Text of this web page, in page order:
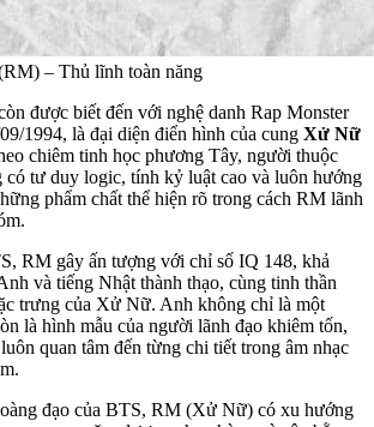
– Thủ lĩnh toàn năng
được biết đến với nghệ danh Rap Monster
1994, là đại diện điển hình của cung Xử Nữ
chiêm tinh học phương Tây, người thuộc
tư duy logic, tính kỷ luật cao và luôn hướng
phẩm chất thể hiện rõ trong cách RM lãnh
RM gây ấn tượng với chỉ số IQ 148, khả
và tiếng Nhật thành thạo, cùng tinh thần
trưng của Xử Nữ. Anh không chỉ là một
là hình mẫu của người lãnh đạo khiêm tốn,
quan tâm đến từng chi tiết trong âm nhạc
đạo của BTS, RM (Xử Nữ) có xu hướng